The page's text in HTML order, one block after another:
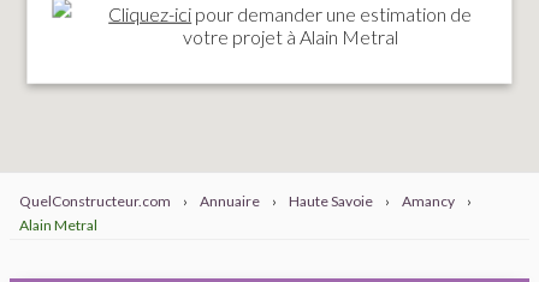
Cliquez-ici pour demander une estimation de
votre projet à Alain Metral
QuelConstructeur.com › Annuaire › Haute Savoie › Amancy
›
Alain Metral